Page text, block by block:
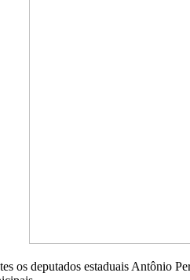
os deputados estaduais Antônio